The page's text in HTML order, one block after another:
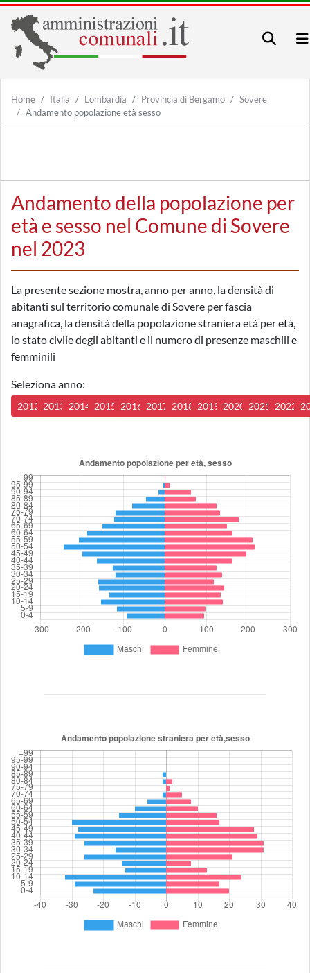
Home Italia Lombardia Provincia di Bergamo
Sovere
Andamento popolazione età sesso
Andamento della popolazione per
età e sesso nel Comune di Sovere
nel 2023
La presente sezione mostra, anno per anno, la densità di
abitanti sul territorio comunale di Sovere per fascia
anagrafica, la densità della popolazione straniera età per età,
lo stato civile degli abitanti e il numero di presenze maschili e
femminili
Seleziona anno:
2012 2013 2014 2015 2016 2017 2018 2019 2020 2021 2022